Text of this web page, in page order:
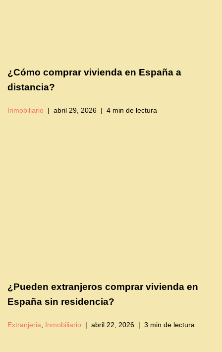
¿Cómo comprar vivienda en España a
distancia?
Inmobiliario abril 29, 2026 4 min de lectura
¿Pueden extranjeros comprar vivienda en
España sin residencia?
Extranjeria, Inmobiliario abril 22, 2026 3 min de lectura